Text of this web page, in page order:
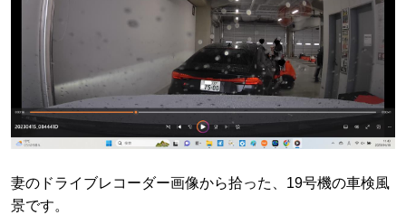
妻のドライブレコーダー画像から拾った、19号機の車検風
景です。